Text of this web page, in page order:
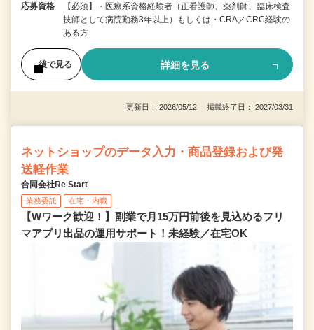
応募資格
【必須】・医療系資格経験者（正看護師、薬剤師、臨床検査
技師として病院勤務3年以上）もしくは・CRA／CRC経験の
ある方
後で見る 詳細を見る
更新日： 2026/05/12 掲載終了日： 2027/03/31
ネットショップのデータ入力・商品登録および発
送軽作業
合同会社Re Start
業務委託 在宅・内職
【Wワーク歓迎！】副業で月15万円前後を見込めるフリ
マアプリ出品の運用サポート！未経験／在宅OK